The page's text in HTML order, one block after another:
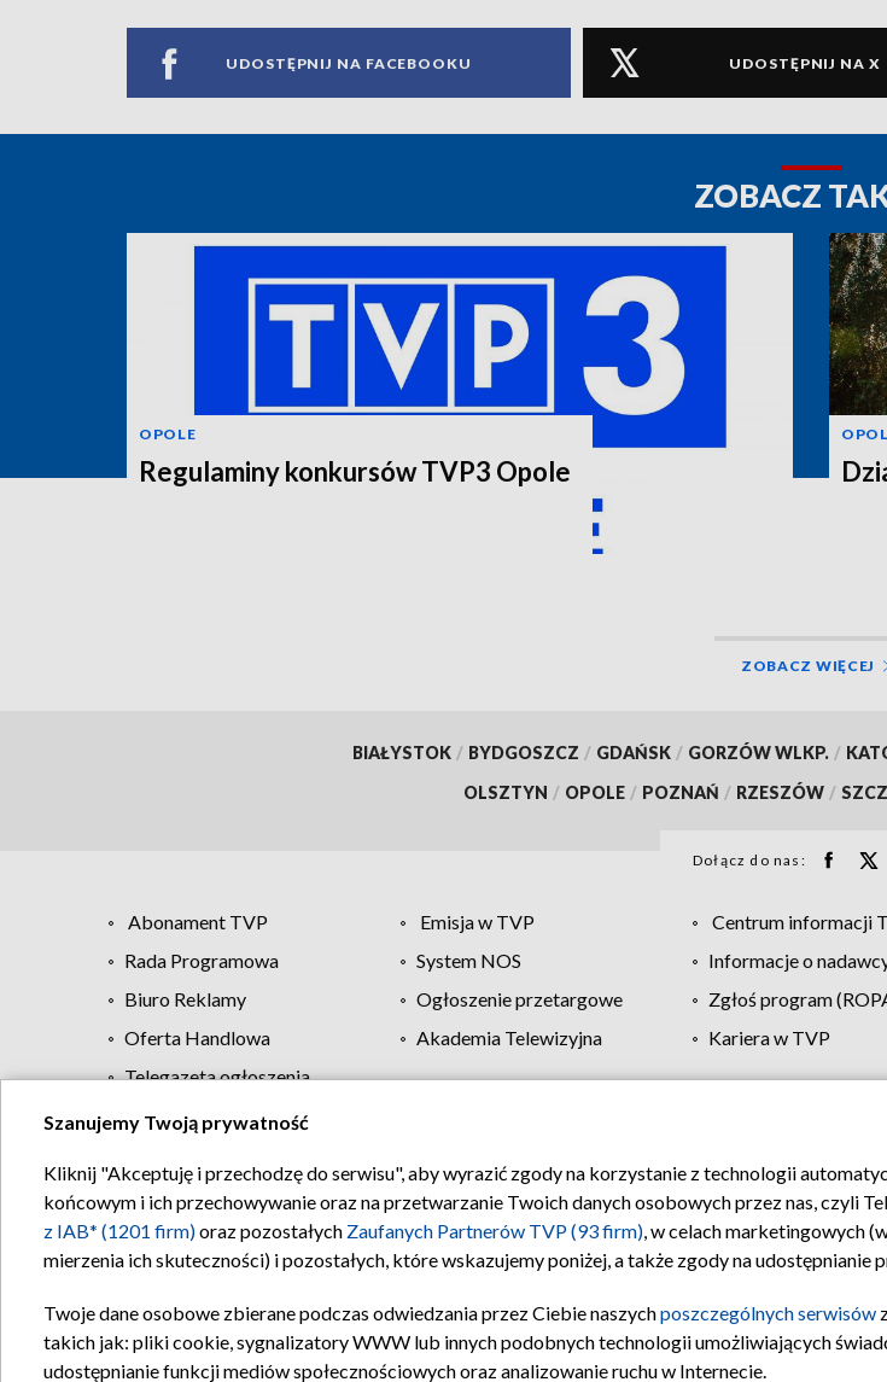
UDOSTĘPNIJ NA FACEBOOKU UDOSTĘPNIJ NA X
ZOBACZ
OPOLE
Regulaminy konkursów TVP3 Opole
ZOBACZ WIĘCEJ
BIAŁYSTOK / BYDGOSZCZ / GDAŃSK / GORZÓW WLKP. /
OLSZTYN / OPOLE / POZNAŃ / RZESZÓW /
Dołącz do nas:
Abonament TVP Emisja w TVP Centrum informacji
Rada Programowa
System NOS Informacje o
Biuro Reklamy
Ogłoszenie przetargowe Zgłoś program
Oferta Handlowa
Akademia Telewizyjna Kariera w TVP
Telegazeta ogłoszenia
Regulamin TVP Polityka prywatności Moje zgody
Szanujemy Twoją prywatność
Kliknij "Akceptuję i przechodzę do serwisu", aby wyrazić zgody na korzystanie z technologii
końcowym i ich przechowywanie oraz na przetwarzanie Twoich danych osobowych przez nas, czyli
z IAB* (1201 firm)oraz pozostałych Zaufanych Partnerów TVP (93 firm), w celach marketingowych
mierzenia ich skuteczności) i pozostałych, które wskazujemy poniżej, a także zgody na
Twoje dane osobowe zbierane podczas odwiedzania przez Ciebie naszychposzczególnych serwisów
takich jak: pliki cookie, sygnalizatory WWW lub innych podobnych technologii umożliwiających
udostępnianie funkcji mediów społecznościowych oraz analizowanie ruchu w Internecie.